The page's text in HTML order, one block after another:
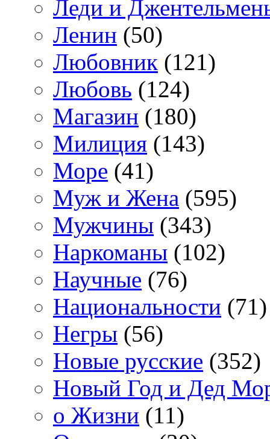
Леди и
Ленин (50)
Любовник (121)
Любовь (124)
Магазин (180)
Милиция (143)
Море (41)
Муж и Жена (595)
Мужчины (343)
Наркоманы (102)
Научные (76)
Национальности (71)
Негры (56)
Новые русские (352)
Новый Год и Дед
о Жизни (11)